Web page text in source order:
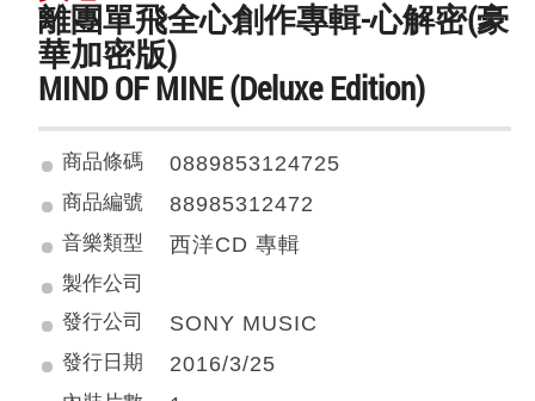
離團單飛全心創作專輯-心解密(豪
華加密版)
MIND OF MINE (Deluxe Edition)
商品條碼 0889853124725
商品編號 88985312472
音樂類型 西洋CD 專輯
製作公司
發行公司
SONY MUSIC
發行日期 2016/3/25